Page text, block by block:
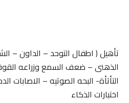
تأهيل ( اطفال التوحد – الداون –
الذهنى – ضعف السمع وزراعه
التأتأة- البحه الصوتيه – الاصابات
اختبارات الذكاء